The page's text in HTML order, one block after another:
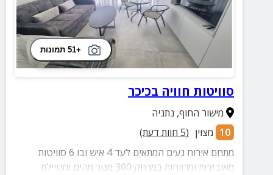
+51 תמונות
סוויטות חוויה בכיכר
מישור החוף, נתניה
10 מצוין (
5 חוות דעת)
מתחם אירוח נעים המתאים לעד 4 איש ובו 6 סוויטות
מאובזרות ומרווחות במרחק 300 מטר מהים ומטיילת